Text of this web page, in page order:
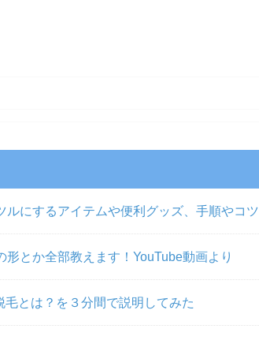
にするアイテムや便利グッズ、手順やコツ
形とか全部教えます！YouTube動画より
とは？を３分間で説明してみた